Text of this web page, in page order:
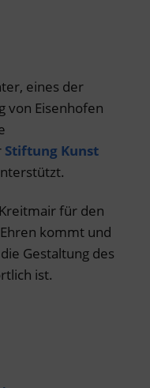
eines der
von Eisenhofen
Stiftung Kunst
für den
kommt und
Gestaltung des
ist.